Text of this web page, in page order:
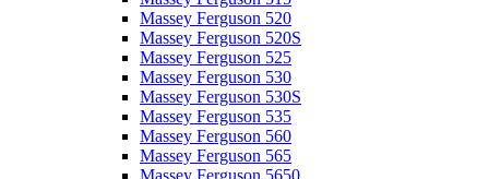
Massey Ferguson 520
Massey Ferguson 520S
Massey Ferguson 525
Massey Ferguson 530
Massey Ferguson 530S
Massey Ferguson 535
Massey Ferguson 560
Massey Ferguson 565
Massey Ferguson 5650